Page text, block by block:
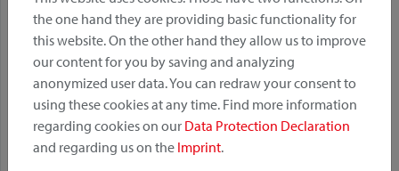
the one hand they are providing basic functionality for
this website. On the other hand they allow us to improve
our content for you by saving and analyzing
anonymized user data. You can redraw your consent to
using these cookies at any time. Find more information
regarding cookies on our Data Protection Declaration
and regarding us on the Imprint.